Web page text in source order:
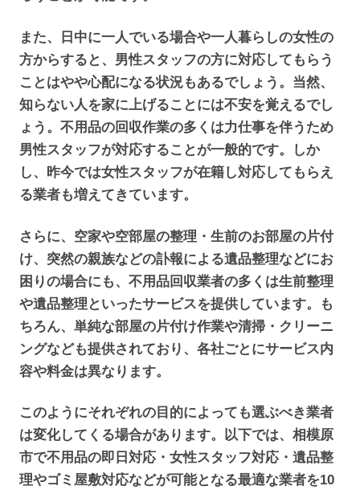
また、日中に一人でいる場合や一人暮らしの女性の
方からすると、男性スタッフの方に対応してもらう
ことはやや心配になる状況もあるでしょう。当然、
知らない人を家に上げることには不安を覚えるでし
ょう。不用品の回収作業の多くは力仕事を伴うため
男性スタッフが対応することが一般的です。しか
し、昨今では女性スタッフが在籍し対応してもらえ
る業者も増えてきています。
さらに、空家や空部屋の整理・生前のお部屋の片付
け、突然の親族などの訃報による遺品整理などにお
困りの場合にも、不用品回収業者の多くは生前整理
や遺品整理といったサービスを提供しています。も
ちろん、単純な部屋の片付け作業や清掃・クリーニ
ングなども提供されており、各社ごとにサービス内
容や料金は異なります。
このようにそれぞれの目的によっても選ぶべき業者
は変化してくる場合があります。以下では、相模原
市で不用品の即日対応・女性スタッフ対応・遺品整
理やゴミ屋敷対応などが可能となる最適な業者を10